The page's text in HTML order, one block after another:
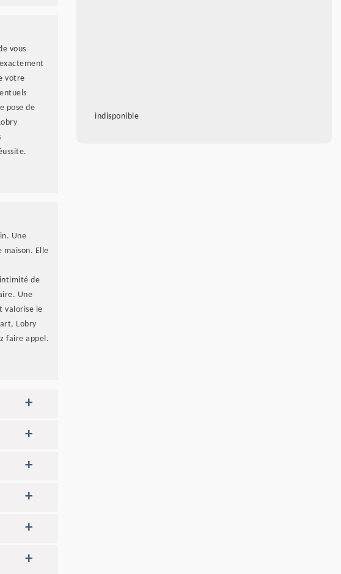
vous
votre
pose de
Une
Elle
de
Une
valorise le
Lobry
faire appel.
indisponible